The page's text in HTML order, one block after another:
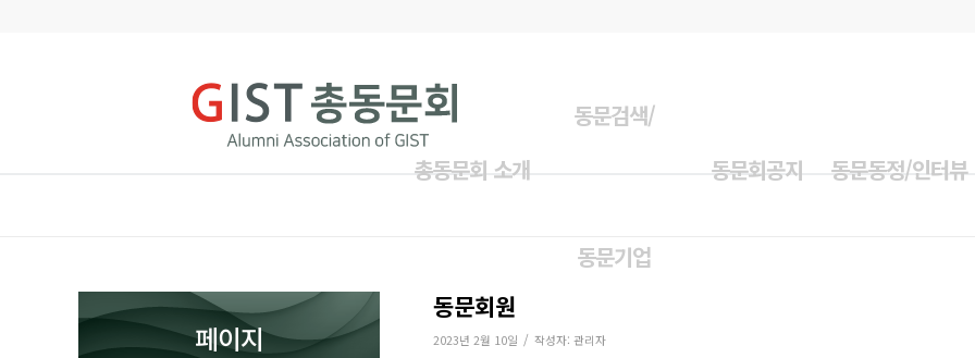
총동문회 소개
동문검색/
동문기업
동문회공지 동문동정/인터뷰
동문회원
2023년 2월 10일 / 작성자: 관리자
페이지